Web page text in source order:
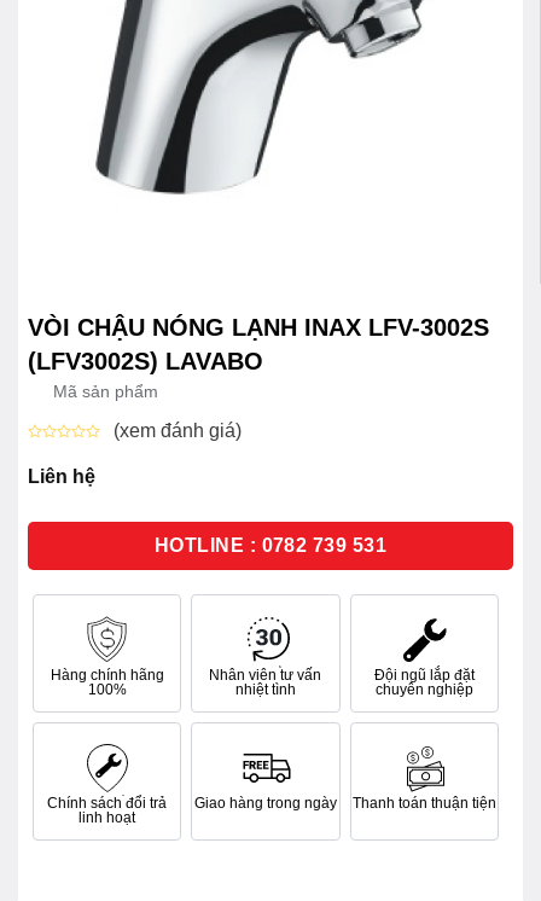
VÒI CHẬU NÓNG LẠNH INAX LFV-3002S
(LFV3002S) LAVABO
Mã sản phẩm
xếp
hạng
sao
(xem đánh giá)
Liên hệ
HOTLINE : 0782 739 531
Hàng chính hãng
100%
Nhân viên tư vấn
nhiệt tình
Đội ngũ lắp đặt
chuyên nghiệp
Chính sách đổi trả
linh hoạt
Giao hàng trong ngày Thanh toán thuận tiện